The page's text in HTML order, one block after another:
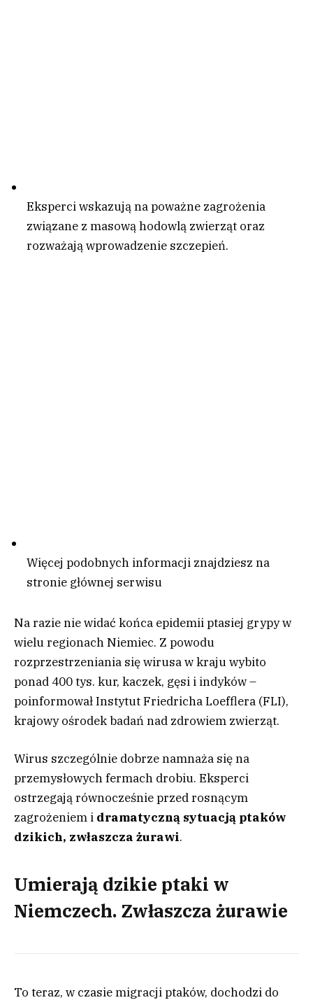
Eksperci wskazują na poważne zagrożenia
związane z masową hodowlą zwierząt oraz
rozważają wprowadzenie szczepień.
Więcej podobnych informacji znajdziesz na
stronie głównej serwisu
Na razie nie widać końca epidemii ptasiej grypy w
wielu regionach Niemiec. Z powodu
rozprzestrzeniania się wirusa w kraju wybito
ponad 400 tys. kur, kaczek, gęsi i indyków –
poinformował Instytut Friedricha Loefflera (FLI),
krajowy ośrodek badań nad zdrowiem zwierząt.
Wirus szczególnie dobrze namnaża się na
przemysłowych fermach drobiu. Eksperci
ostrzegają równocześnie przed rosnącym
zagrożeniem i dramatyczną sytuacją ptaków
dzikich, zwłaszcza żurawi.
Umierają dzikie ptaki w
Niemczech. Zwłaszcza żurawie
To teraz, w czasie migracji ptaków, dochodzi do